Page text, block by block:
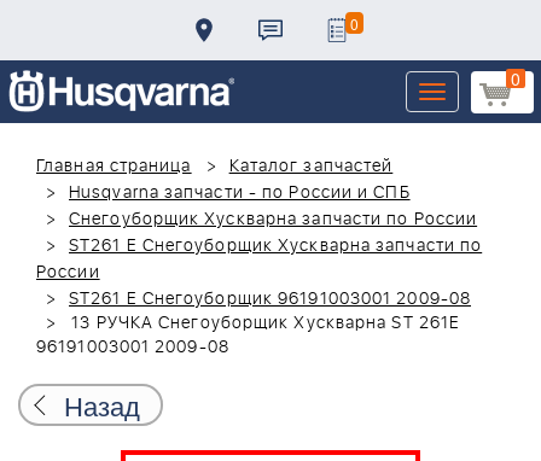
0
0
Toggle
navigation
Главная страница
Каталог запчастей
Husqvarna запчасти - по России и СПБ
Снегоуборщик Хускварна запчасти по России
ST261 E Снегоуборщик Хускварна запчасти по
России
ST261 E Снегоуборщик 96191003001 2009-08
13 РУЧКА Снегоуборщик Хускварна ST 261E
96191003001 2009-08
Назад